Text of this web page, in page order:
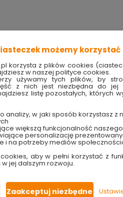
w markecie
zł
magazynie Szybka
możemy korzystać
korzysta z plików cookies
w naszej polityce cookies.
używamy tych plików, by
z nich jest niezbędna do jej
listę pozostałych, których
analizy, w jaki sposób korzystasz z
większą funkcjonalność
personalizację
i na potrzeby mediów
aby w pełni korzystać z
jej dalszym rozwoju.
Zaakceptuj niezbędne